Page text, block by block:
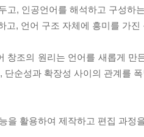
고, 인공언어를 해석하고 구성하
고, 언어 구조 자체에 흥미를 가
창조의 원리는 언어를 새롭게
단순성과 확장성 사이의 관계를
을 활용하여 제작하고 편집 과정